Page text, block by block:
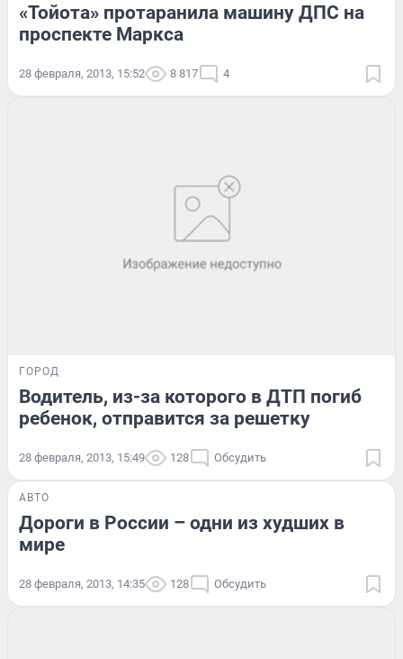
«Тойота» протаранила машину ДПС на
проспекте Маркса
28 февраля, 2013, 15:52 8 817 4
ГОРОД
Водитель, из-за которого в ДТП погиб
ребенок, отправится за решетку
28 февраля, 2013, 15:49 128 Обсудить
АВТО
Дороги в России – одни из худших в
мире
28 февраля, 2013, 14:35 128 Обсудить